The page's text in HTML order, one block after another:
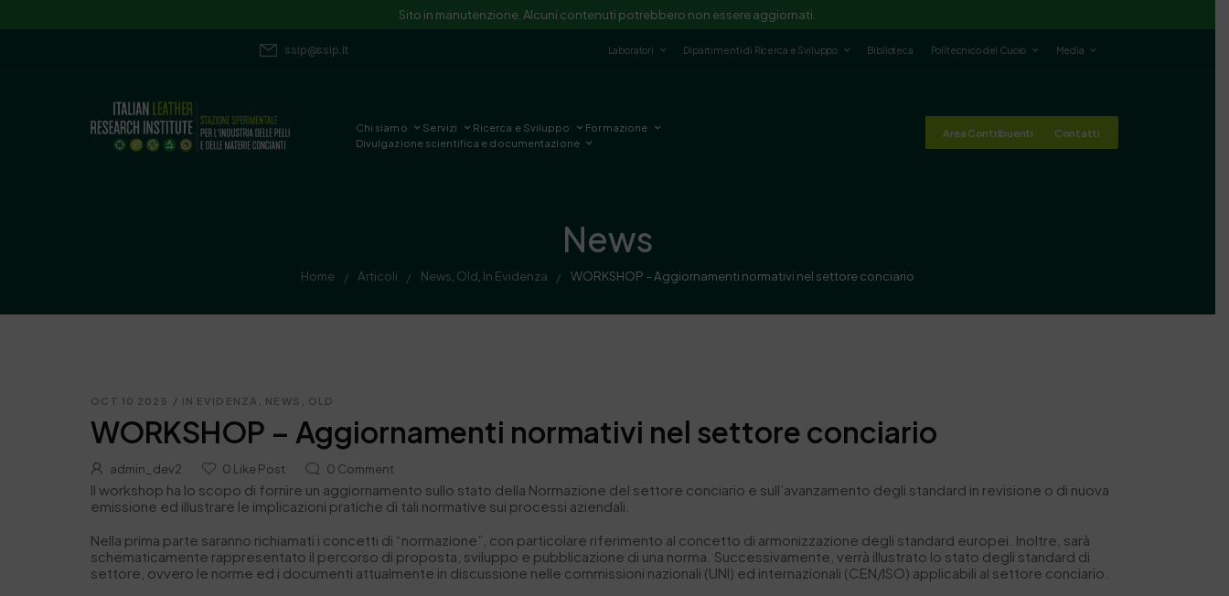
Sito in manutenzione. Alcuni contenuti potrebbero non essere aggiornati.
ssip@ssip.it Laboratori Dipartimenti di Ricerca e Sviluppo Biblioteca Politecnico del Cuoio Media
Chi siamo Servizi Ricerca e Sviluppo
Formazione
Divulgazione scientifica e documentazione
Area Contribuenti Contatti
News
Home / Articoli / News Old In Evidenza / WORKSHOP – Aggiornamenti normativi nel settore conciario
OCT 10 2025 / IN EVIDENZA NEWS OLD
WORKSHOP – Aggiornamenti normativi nel settore conciario
admin_dev2 0 Like Post 0 Comment
Il workshop ha lo scopo di fornire un aggiornamento sullo stato della Normazione del settore conciario e sull’avanzamento degli standard in revisione o di nuova
emissione ed illustrare le implicazioni pratiche di tali normative sui processi aziendali.
Nella prima parte saranno richiamati i concetti di “normazione”, con particolare riferimento al concetto di armonizzazione degli standard europei. Inoltre, sarà
schematicamente rappresentato il percorso di proposta, sviluppo e pubblicazione di una norma. Successivamente, verrà illustrato lo stato degli standard di
settore, ovvero le norme ed i documenti attualmente in discussione nelle commissioni nazionali (UNI) ed internazionali (CEN/ISO) applicabili al settore conciario.